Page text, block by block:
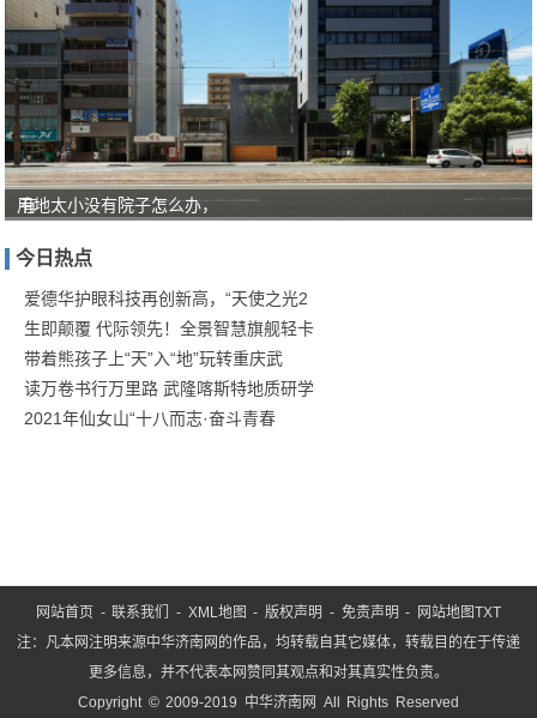
有
对
“教
育
就
是
服
用地太小没有院子怎么办，
今日热点
爱德华护眼科技再创新高，“天使之光2
生即颠覆 代际领先！全景智慧旗舰轻卡
带着熊孩子上“天”入“地”玩转重庆武
读万卷书行万里路 武隆喀斯特地质研学
2021年仙女山“十八而志·奋斗青春
网站首页 -联系我们 - XML地图 -版权声明 - 免责声明 - 网站地图TXT
注：凡本网注明来源中华济南网的作品，均转载自其它媒体，转载目的在于传递
更多信息，并不代表本网赞同其观点和对其真实性负责。
Copyright © 2009-2019 中华济南网 All Rights Reserved